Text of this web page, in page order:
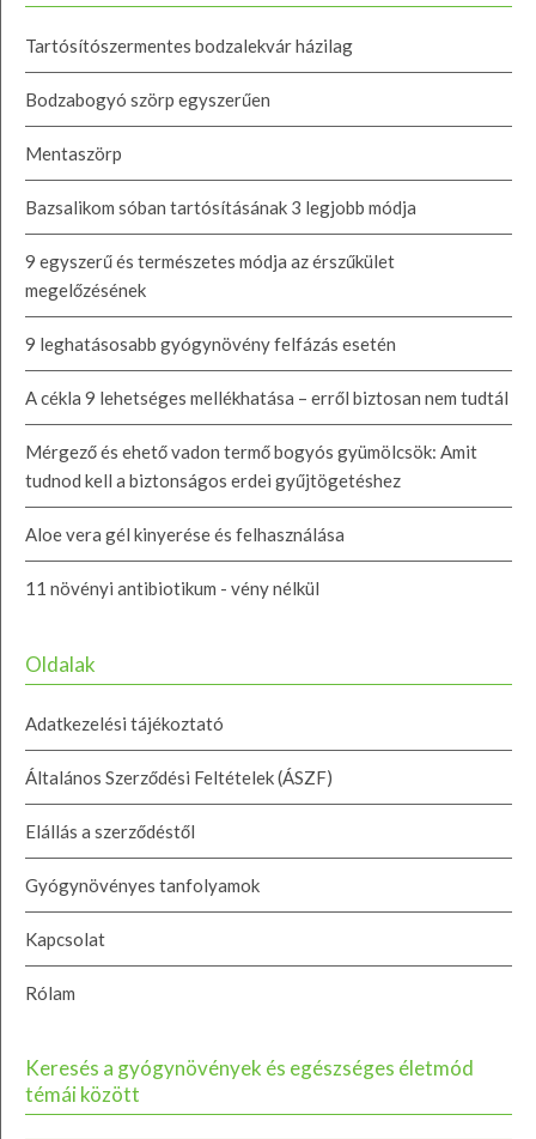
Tartósítószermentes bodzalekvár házilag
Bodzabogyó szörp egyszerűen
Mentaszörp
Bazsalikom sóban tartósításának 3 legjobb módja
9 egyszerű és természetes módja az érszűkület
megelőzésének
9 leghatásosabb gyógynövény felfázás esetén
A cékla 9 lehetséges mellékhatása – erről biztosan nem tudtál
Mérgező és ehető vadon termő bogyós gyümölcsök: Amit
tudnod kell a biztonságos erdei gyűjtögetéshez
Aloe vera gél kinyerése és felhasználása
11 növényi antibiotikum - vény nélkül
Oldalak
Adatkezelési tájékoztató
Általános Szerződési Feltételek (ÁSZF)
Elállás a szerződéstől
Gyógynövényes tanfolyamok
Kapcsolat
Rólam
Keresés a gyógynövények és egészséges életmód
témái között